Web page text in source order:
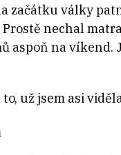
začátku války
nechal
aspoň na
to, už jsem asi